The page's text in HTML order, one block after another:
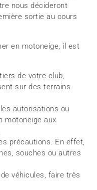
nous décideront
sortie au cours
en motoneige, il est
de votre club,
sur des terrains
autorisations ou
motoneige aux
précautions. En effet,
souches ou autres
véhicules, faire très